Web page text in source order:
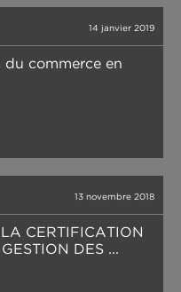
14 janvier 2019
du commerce en
13 novembre 2018
CERTIFICATION
DES ...